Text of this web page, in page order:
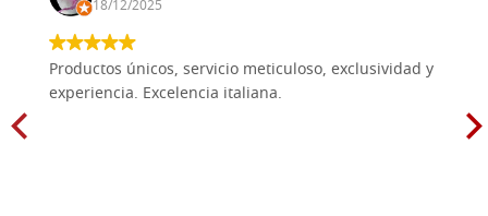
18/12/2025
Productos únicos, servicio meticuloso, exclusividad y
experiencia. Excelencia italiana.